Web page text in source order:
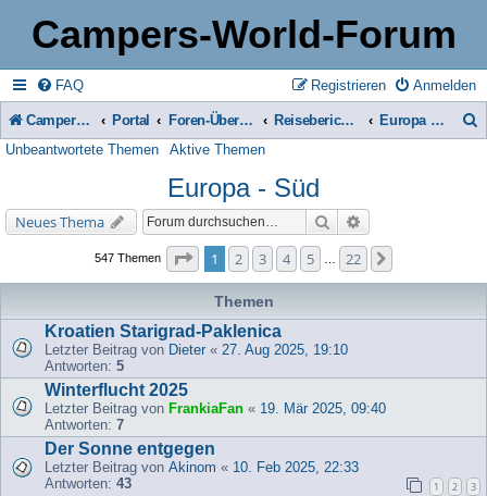
Campers-World-Forum
FAQ Anmelden
Registrieren
Campers-World-Forum Portal Foren-Übersicht Reiseberichte & Reisetipps, Stell- & Campingplätze Europa - Süd
Unbeantwortete Themen Aktive Themen
Europa - Süd
Neues Thema Suche
547 Themen Seite von
1 2 3 4 5 22
Themen
Kroatien Starigrad-Paklenica
Letzter Beitrag von Dieter « 27. Aug 2025, 19:10
Antworten: 5
Winterflucht 2025
Letzter Beitrag von FrankiaFan « 19. Mär 2025, 09:40
Antworten: 7
Der Sonne entgegen
Letzter Beitrag von Akinom « 10. Feb 2025, 22:33
Antworten: 43 1 2 3